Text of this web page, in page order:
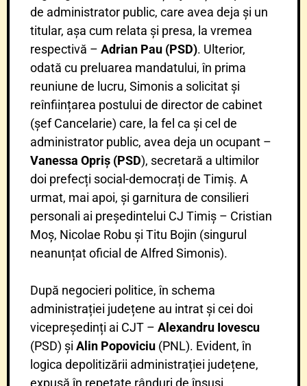
de administrator public, care avea deja și un
titular, așa cum relata și presa, la vremea
respectivă – Adrian Pau (PSD). Ulterior,
odată cu preluarea mandatului, în prima
reuniune de lucru, Simonis a solicitat și
reînființarea postului de director de cabinet
(șef Cancelarie) care, la fel ca și cel de
administrator public, avea deja un ocupant –
Vanessa Opriș (PSD), secretară a ultimilor
doi prefecți social-democrați de Timiș. A
urmat, mai apoi, și garnitura de consilieri
personali ai președintelui CJ Timiș – Cristian
Moș, Nicolae Robu și Titu Bojin (singurul
neanunțat oficial de Alfred Simonis).
După negocieri politice, în schema
administrației județene au intrat și cei doi
vicepreședinți ai CJT – Alexandru Iovescu
(PSD) și Alin Popoviciu (PNL). Evident, în
logica depolitizării administrației județene,
expusă în repetate rânduri de însuși